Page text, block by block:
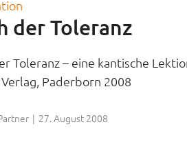
der Toleranz
Toleranz – eine kantische
Paderborn 2008
| 27. August 2008